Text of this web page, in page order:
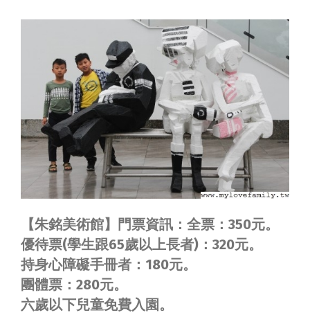
【朱銘美術館】門票資訊：全票：350元。
優待票(學生跟65歲以上長者)：320元。
持身心障礙手冊者：180元。
團體票：280元。
六歲以下兒童免費入園。